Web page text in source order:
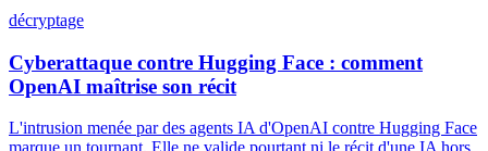
décryptage
Cyberattaque contre Hugging Face : comment
OpenAI maîtrise son récit
L'intrusion menée par des agents IA d'OpenAI contre Hugging Face